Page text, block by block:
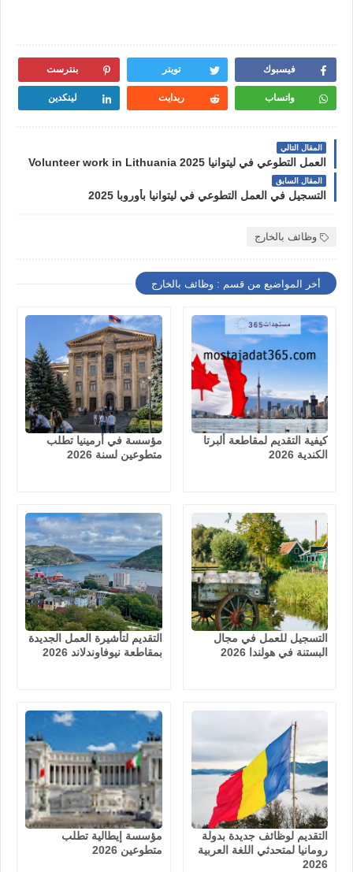
فيسبوك تويتر بنترست
واتساب ريدايت لينكدين
المقال التالي
العمل التطوعي في ليتوانيا 2025 Volunteer work in Lithuania
المقال السابق
التسجيل في العمل التطوعي في ليتوانيا بأوروبا 2025
وظائف بالخارج
أخر المواضيع من قسم : وظائف بالخارج
كيفية التقديم لمقاطعة ألبرتا
الكندية 2026
مؤسسة في أرمينيا تطلب
متطوعين لسنة 2026
التسجيل للعمل في مجال
البستنة في هولندا 2026
التقديم لتأشيرة العمل الجديدة
بمقاطعة نيوفاوندلاند 2026
التقديم لوظائف جديدة بدولة
رومانيا لمتحدثي اللغة العربية
2026
مؤسسة إيطالية تطلب
متطوعين 2026